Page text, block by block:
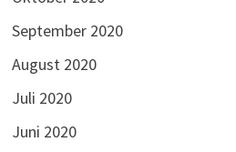
September 2020
August 2020
Juli 2020
Juni 2020